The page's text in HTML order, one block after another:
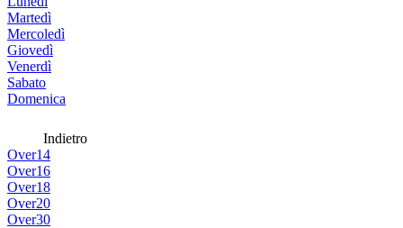
Martedì
Mercoledì
Giovedì
Venerdì
Sabato
Domenica
Indietro
Over14
Over16
Over18
Over20
Over30